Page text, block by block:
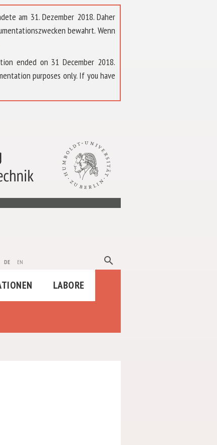
am 31. Dezember 2018. Daher
bewahrt. Wenn
ended on 31 December 2018.
purposes only. If you have
de en search
LABORE